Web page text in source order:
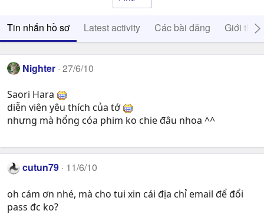
Tin nhắn hồ sơ Latest activity Các bài đăng Giới thiệu
Nighter 27/6/10
Saori Hara
diễn viên yêu thích của tớ
nhưng mà hổng cóa phim ko chie đâu nhoa ^^
cutun79 11/6/10
oh cám ơn nhé, mà cho tui xin cái địa chỉ email để đổi
pass đc ko?